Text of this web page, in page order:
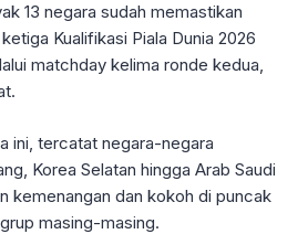
13 negara sudah memastikan
Kualifikasi Piala Dunia 2026
matchday kelima ronde kedua,
ini, tercatat negara-negara
Korea Selatan hingga Arab Saudi
kemenangan dan kokoh di puncak
masing-masing.